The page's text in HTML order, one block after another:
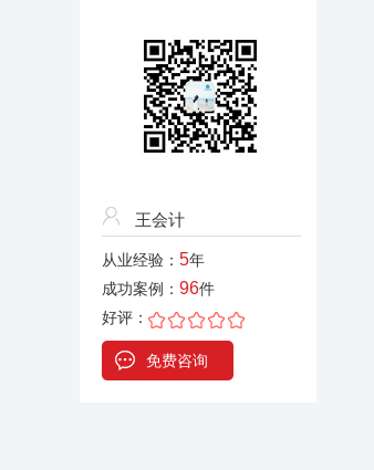
王会计
从业经验： 5年
成功案例： 96件
好评：
免费咨询